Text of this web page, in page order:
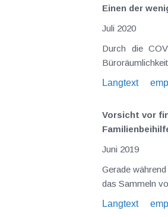
Einen der
Juli 2020
Durch die COVID-19-Krise ist das Angebot an Ferialjobs im Sommer 2020 deutlich eingeschränkt. Viele Unternehmen sind erst dabei, die
Langtext
Vorsicht vor
Juni 2019
Gerade während der Sommermonate haben Ferialjobs Hochsaison. Oftmals ist es der finanzielle Anreiz, im Sommer
Langtext